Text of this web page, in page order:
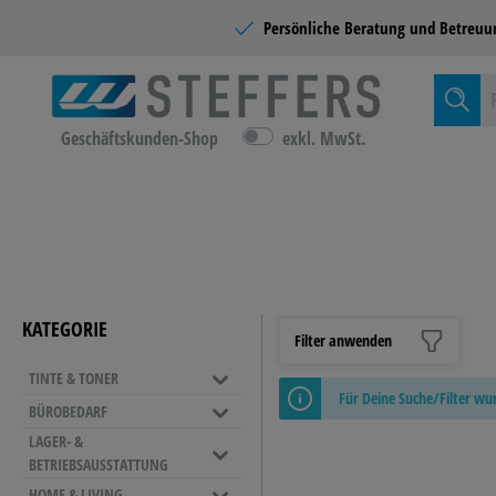
Persönliche Beratung und
Geschäftskunden-Shop exkl. MwSt.
KATEGORIE
TINTE & TONER
BÜROBEDARF
ORDNER & ABLAGE
Sichthüllen
NAMENSSCHILDER &
LAGER- &
BETRIEBSAUSSTATTUNG
LEITERN
Filter anwenden
Für Deine Suche/Filter